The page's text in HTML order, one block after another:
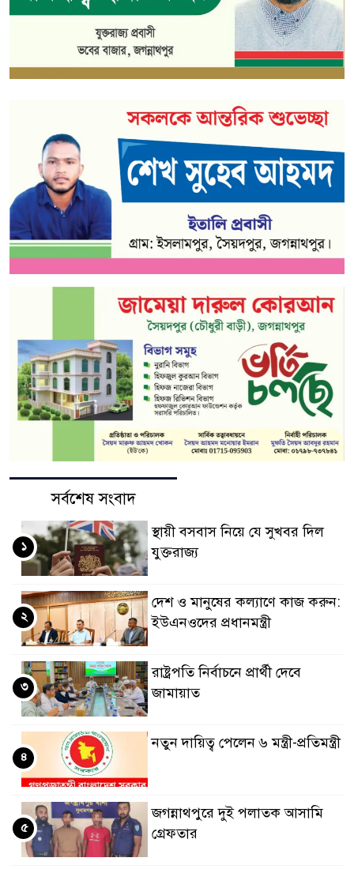
সর্বশেষ সংবাদ
স্থায়ী বসবাস নিয়ে যে সুখবর দিল
যুক্তরাজ্য
১
দেশ ও মানুষের কল্যাণে কাজ করুন:
ইউএনওদের প্রধানমন্ত্রী
২
রাষ্ট্রপতি নির্বাচনে প্রার্থী দেবে
জামায়াত
৩
নতুন দায়িত্ব পেলেন ৬ মন্ত্রী-প্রতিমন্ত্রী
৪
জগন্নাথপুরে দুই পলাতক আসামি
গ্রেফতার
৫